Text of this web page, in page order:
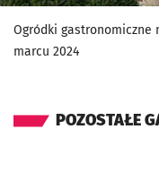
Ogródki gastronomiczne
marcu 2024
POZOSTAŁE